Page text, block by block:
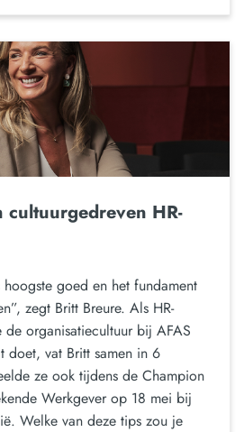
HR-
goed en het fundament
zegt Britt Breure. Als HR-
organisatiecultuur bij AFAS
doet, vat Britt samen in 6
ze ook tijdens de Champion
Werkgever op 18 mei bij
Welke van deze tips zou je